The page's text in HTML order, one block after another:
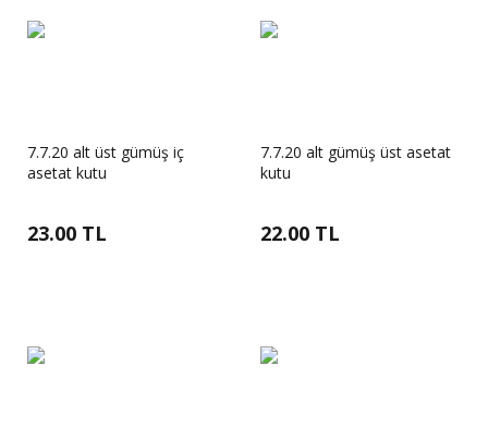
7.7.20 alt üst gümüş iç
asetat kutu
23.00 TL
7.7.20 alt gümüş üst asetat
kutu
22.00 TL